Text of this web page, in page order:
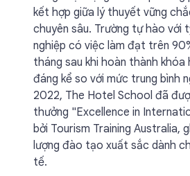
kết hợp giữa lý thuyết vững
chuyên sâu. Trường tự hào với
nghiệp có việc làm đạt trên
tháng sau khi hoàn thành khóa
đáng kể so với mức trung bình
2022, The Hotel School đã
thưởng "Excellence in
bởi Tourism Training Australia,
lượng đào tạo xuất sắc dành
tế.